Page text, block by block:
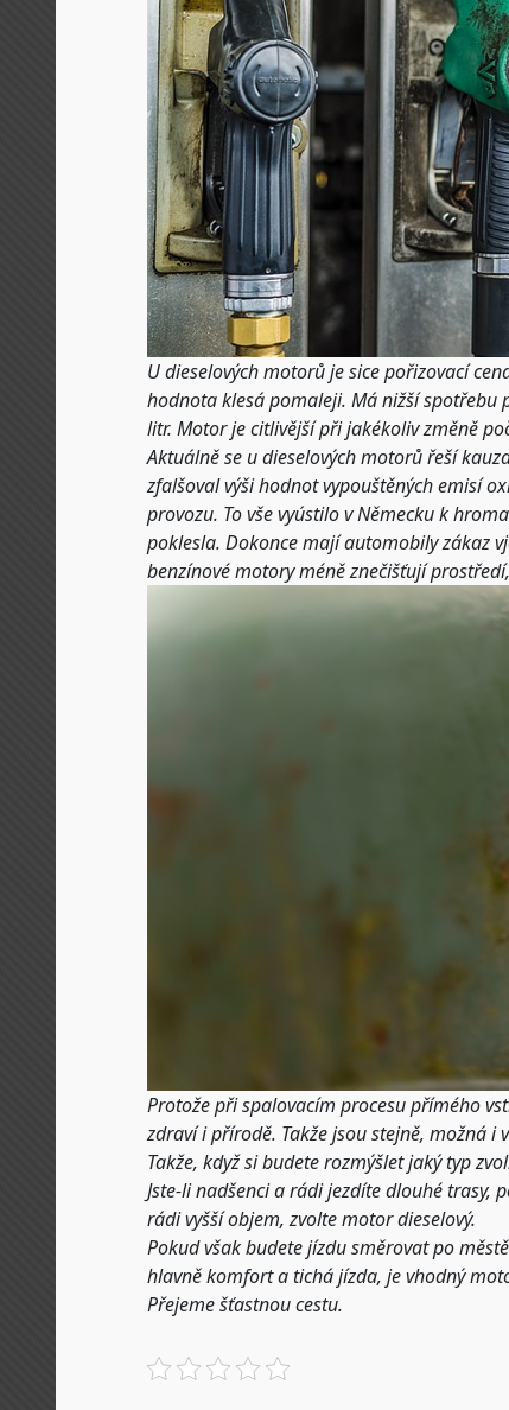
U dieselových motorů je sice pořizovací
hodnota klesá pomaleji. Má nižší spotřebu
litr. Motor je citlivější při jakékoliv změně
Aktuálně se u dieselových motorů řeší
zfalšoval výši hodnot vypouštěných emisí
provozu. To vše vyústilo v Německu k
poklesla. Dokonce mají automobily zákaz
benzínové motory méně znečišťují
Protože při spalovacím procesu přímého
zdraví i přírodě. Takže jsou stejně, možná i
Takže, když si budete rozmýšlet jaký typ
Jste-li nadšenci a rádi jezdíte dlouhé
rádi vyšší objem, zvolte motor dieselový.
Pokud však budete jízdu směrovat po
hlavně komfort a tichá jízda, je vhodný
Přejeme šťastnou cestu.